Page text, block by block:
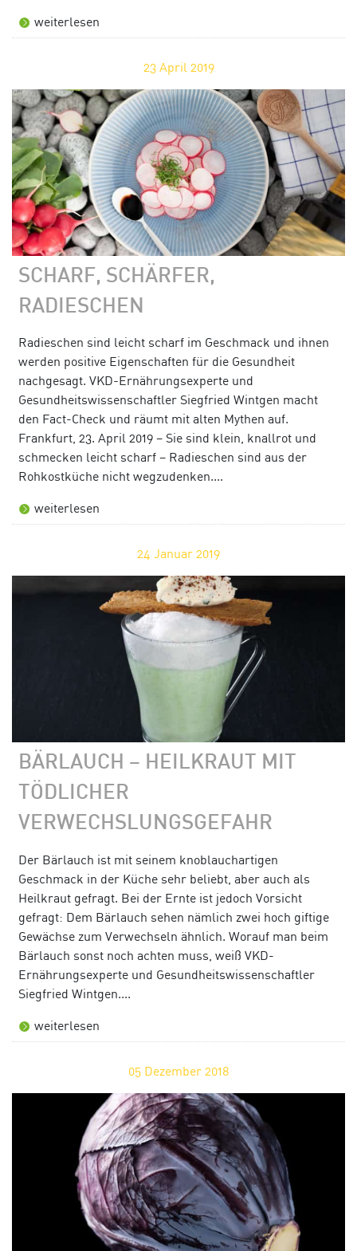
weiterlesen
23 April 2019
SCHARF, SCHÄRFER,
RADIESCHEN
Radieschen sind leicht scharf im Geschmack und ihnen
werden positive Eigenschaften für die Gesundheit
nachgesagt. VKD-Ernährungsexperte und
Gesundheitswissenschaftler Siegfried Wintgen macht
den Fact-Check und räumt mit alten Mythen auf.
Frankfurt, 23. April 2019 – Sie sind klein, knallrot und
schmecken leicht scharf – Radieschen sind aus der
Rohkostküche nicht wegzudenken....
weiterlesen
24 Januar 2019
BÄRLAUCH – HEILKRAUT MIT
TÖDLICHER
VERWECHSLUNGSGEFAHR
Der Bärlauch ist mit seinem knoblauchartigen
Geschmack in der Küche sehr beliebt, aber auch als
Heilkraut gefragt. Bei der Ernte ist jedoch Vorsicht
gefragt: Dem Bärlauch sehen nämlich zwei hoch giftige
Gewächse zum Verwechseln ähnlich. Worauf man beim
Bärlauch sonst noch achten muss, weiß VKD-
Ernährungsexperte und Gesundheitswissenschaftler
Siegfried Wintgen....
weiterlesen
05 Dezember 2018